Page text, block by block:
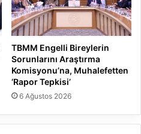
TBMM Engelli Bireylerin
Sorunlarını Araştırma
Komisyonu’na, Muhalefetten
‘Rapor Tepkisi’
6 Ağustos 2026